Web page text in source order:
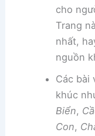
cho
Trang
nhất,
nguồn
Các bài
khúc
Biển,
Con,